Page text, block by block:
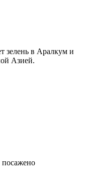
зелень в Аралкум и
Азией.
посажено